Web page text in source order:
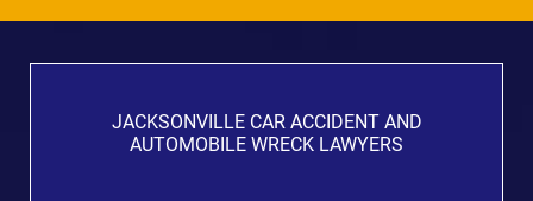
JACKSONVILLE CAR ACCIDENT AND
AUTOMOBILE WRECK LAWYERS